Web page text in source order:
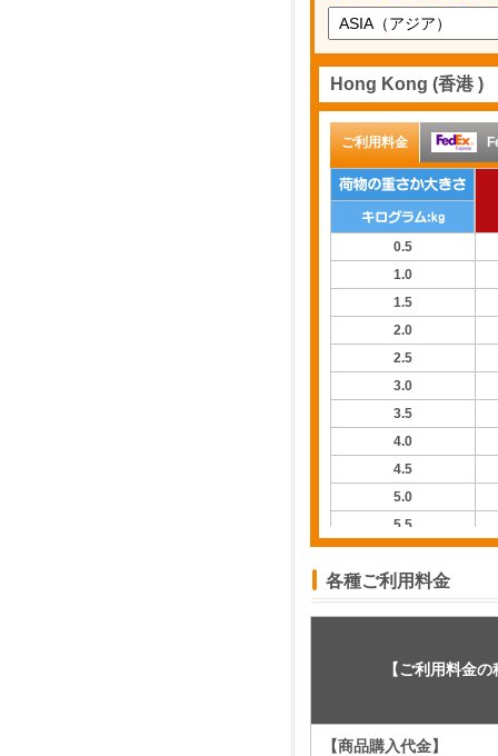
Hong Kong (香港 )
ご利用料金
0.5
1.0
1.5
2.0
2.5
3.0
3.5
4.0
4.5
5.0
5.5
6.5
8.0
9.5
各種ご利用料金
【ご利用料金
【商品購入代金】